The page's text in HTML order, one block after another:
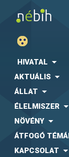
HIVATAL
AKTUÁLIS
ÁLLAT
ÉLELMISZER
NÖVÉNY
ÁTFOGÓ
KAPCSOLAT